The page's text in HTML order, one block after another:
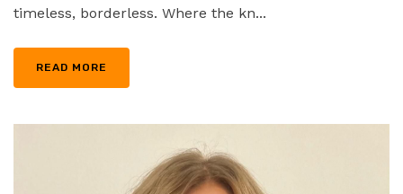
timeless, borderless. Where the kn...
READ MORE